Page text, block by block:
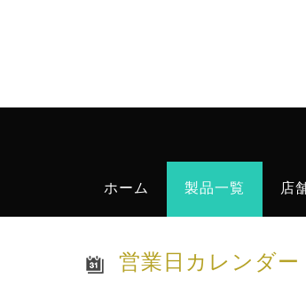
ホーム 製品一覧 店
営業日カレンダー